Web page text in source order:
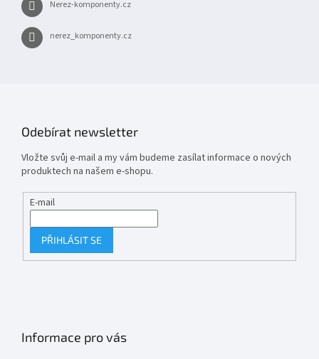
Nerez-komponenty.cz
nerez_komponenty.cz
Odebírat newsletter
Vložte svůj e-mail a my vám budeme zasílat informace o nových
produktech na našem e-shopu.
E-mail
PŘIHLÁSIT SE
Informace pro vás